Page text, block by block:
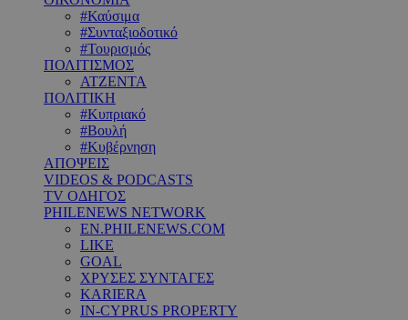
#Καύσιμα
#Συνταξιοδοτικό
#Τουρισμός
ΠΟΛΙΤΙΣΜΟΣ
ΑΤΖΕΝΤΑ
ΠΟΛΙΤΙΚΗ
#Κυπριακό
#Βουλή
#Κυβέρνηση
ΑΠΟΨΕΙΣ
VIDEOS & PODCASTS
TV ΟΔΗΓΟΣ
PHILENEWS NETWORK
EN.PHILENEWS.COM
LIKE
GOAL
ΧΡΥΣΕΣ ΣΥΝΤΑΓΕΣ
KARIERA
IN-CYPRUS PROPERTY